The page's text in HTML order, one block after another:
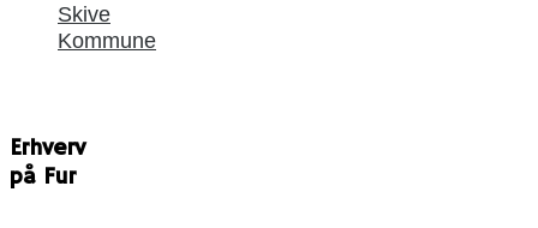
Skive
Kommune
Erhverv
på Fur